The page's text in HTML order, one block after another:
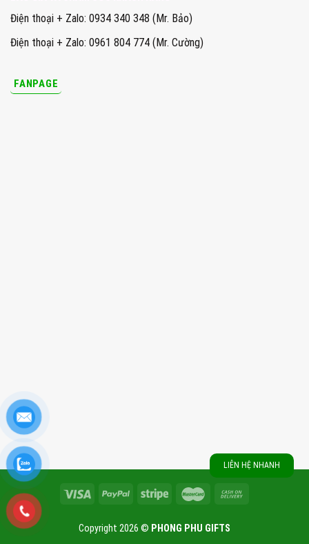
LIÊN HỆ NHANH
Điện thoại + Zalo: 0934 340 348 (Mr. Bảo)
Điện thoại + Zalo: 0961 804 774 (Mr. Cường)
FANPAGE
Copyright 2026 © PHONG PHU GIFTS